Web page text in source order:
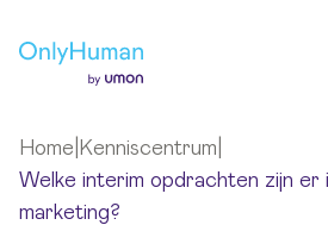
Home Kenniscentrum
Welke interim opdrachten zijn er
marketing?